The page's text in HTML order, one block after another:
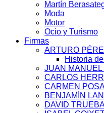
Martín
Moda
Motor
Ocio y Turismo
Firmas
ARTURO
Historia
JUAN
CARLOS
CARMEN
BENJAMÍN
DAVID